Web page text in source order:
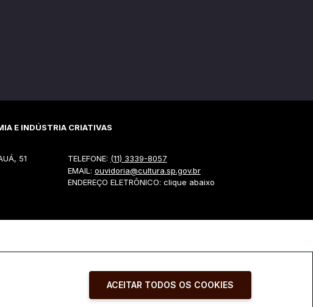
E INDÚSTRIA CRIATIVAS
51
TELEFONE: (11) 3339-8057
EMAIL: ouvidoria@cultura.sp.gov.br
ENDEREÇO ELETRÔNICO: clique abaixo
ACEITAR TODOS OS COOKIES